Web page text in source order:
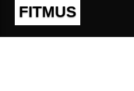
FITMUS